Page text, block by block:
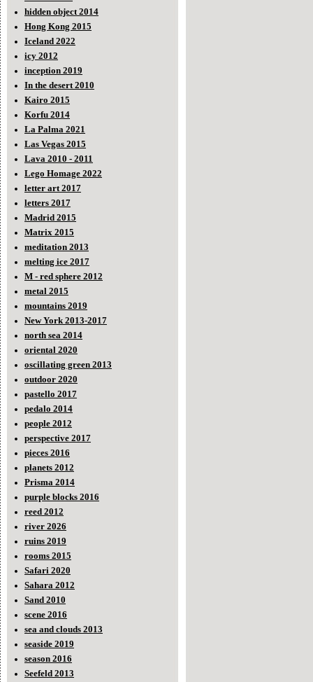
hidden object 2014
Hong Kong 2015
Iceland 2022
icy 2012
inception 2019
In the desert 2010
Kairo 2015
Korfu 2014
La Palma 2021
Las Vegas 2015
Lava 2010 - 2011
Lego Homage 2022
letter art 2017
letters 2017
Madrid 2015
Matrix 2015
meditation 2013
melting ice 2017
M - red sphere 2012
metal 2015
mountains 2019
New York 2013-2017
north sea 2014
oriental 2020
oscillating green 2013
outdoor 2020
pastello 2017
pedalo 2014
people 2012
perspective 2017
pieces 2016
planets 2012
Prisma 2014
purple blocks 2016
reed 2012
river 2026
ruins 2019
rooms 2015
Safari 2020
Sahara 2012
Sand 2010
scene 2016
sea and clouds 2013
seaside 2019
season 2016
Seefeld 2013